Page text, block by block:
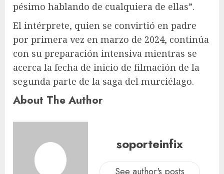
pésimo hablando de cualquiera de ellas”.
El intérprete, quien se convirtió en padre
por primera vez en marzo de 2024, continúa
con su preparación intensiva mientras se
acerca la fecha de inicio de filmación de la
segunda parte de la saga del murciélago.
About The Author
soporteinfix